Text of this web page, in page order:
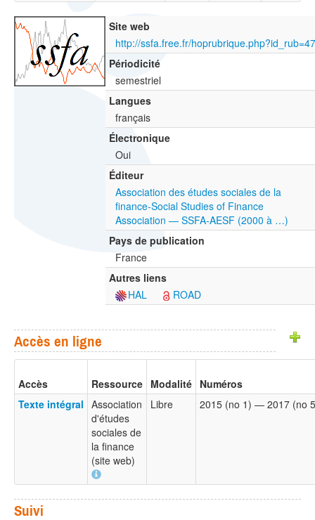
Site web
http://ssfa.free.fr/hoprubrique.php?id_rub=47
Périodicité
semestriel
Langues
français
Électronique
Oui
Éditeur
Association des études sociales de la
finance-Social Studies of Finance
Association — SSFA-AESF (2000 à …)
Pays de publication
France
Autres liens
HAL
ROAD
Accès en ligne
Accès Ressource Modalité Numéros
Texte intégral Association
d'études
sociales de
la finance
(site web)
Libre 2015 (no 1) — 2017 (no
Suivi